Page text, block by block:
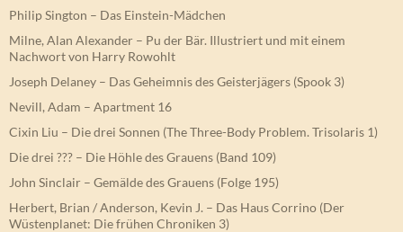
Philip Sington – Das Einstein-Mädchen
Milne, Alan Alexander – Pu der Bär. Illustriert und mit einem
Nachwort von Harry Rowohlt
Joseph Delaney – Das Geheimnis des Geisterjägers (Spook 3)
Nevill, Adam – Apartment 16
Cixin Liu – Die drei Sonnen (The Three-Body Problem. Trisolaris 1)
Die drei ??? – Die Höhle des Grauens (Band 109)
John Sinclair – Gemälde des Grauens (Folge 195)
Herbert, Brian / Anderson, Kevin J. – Das Haus Corrino (Der
Wüstenplanet: Die frühen Chroniken 3)